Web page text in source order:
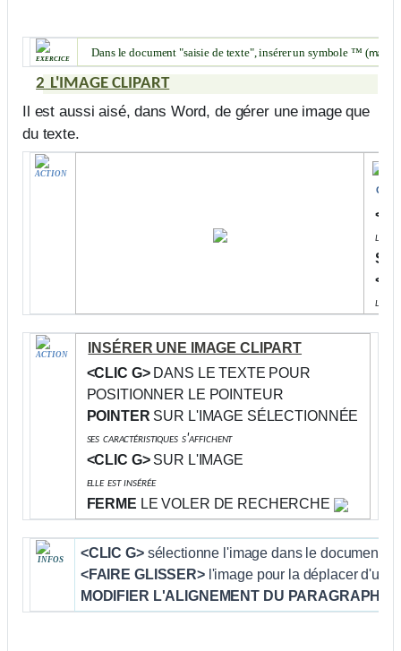
exercice Dans le document "saisie de texte", insérer un symbole ™ (
2 L'IMAGE CLIPART
Il est aussi aisé, dans Word, de gérer une image que
du texte.
ACTION
le
les
ACTION
INSÉRER UNE IMAGE CLIPART
<CLIC G> DANS LE TEXTE POUR
POSITIONNER LE POINTEUR
POINTER SUR L'IMAGE SÉLECTIONNÉE
ses caractéristiques s'affichent
<CLIC G> SUR L'IMAGE
elle est insérée
FERME LE VOLER DE RECHERCHE
INFOS <CLIC G>sélectionne l'image dans le document
<FAIRE GLISSER>l'image pour la déplacer d'un
MODIFIER L'ALIGNEMENT DU PARAGRAPHE